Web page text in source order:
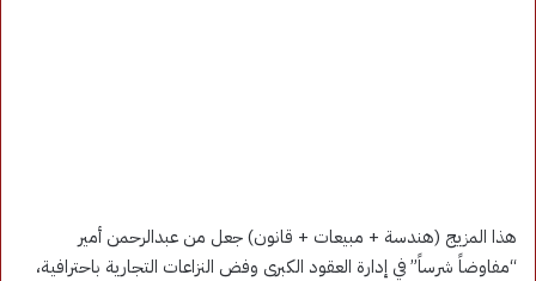
هذا المزيج (هندسة + مبيعات + قانون) جعل من عبدالرحمن أمير
“مفاوضاً شرساً” في إدارة العقود الكبرى وفض النزاعات التجارية باحترافية،